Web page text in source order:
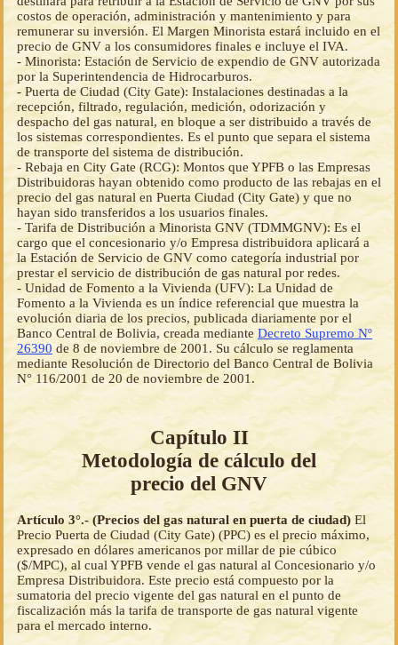
costos de operación, administración y mantenimiento y para
remunerar su inversión. El Margen Minorista estará incluido en el
precio de GNV a los consumidores finales e incluye el IVA.
- Minorista: Estación de Servicio de expendio de GNV autorizada
por la Superintendencia de Hidrocarburos.
- Puerta de Ciudad (City Gate): Instalaciones destinadas a la
recepción, filtrado, regulación, medición, odorización y
despacho del gas natural, en bloque a ser distribuido a través de
los sistemas correspondientes. Es el punto que separa el sistema
de transporte del sistema de distribución.
- Rebaja en City Gate (RCG): Montos que YPFB o las Empresas
Distribuidoras hayan obtenido como producto de las rebajas en el
precio del gas natural en Puerta Ciudad (City Gate) y que no
hayan sido transferidos a los usuarios finales.
- Tarifa de Distribución a Minorista GNV (TDMMGNV): Es el
cargo que el concesionario y/o Empresa distribuidora aplicará a
la Estación de Servicio de GNV como categoría industrial por
prestar el servicio de distribución de gas natural por redes.
- Unidad de Fomento a la Vivienda (UFV): La Unidad de
Fomento a la Vivienda es un índice referencial que muestra la
evolución diaria de los precios, publicada diariamente por el
Banco Central de Bolivia, creada mediante Decreto Supremo Nº
26390 de 8 de noviembre de 2001. Su cálculo se reglamenta
mediante Resolución de Directorio del Banco Central de Bolivia
N° 116/2001 de 20 de noviembre de 2001.
Capítulo II
Metodología de cálculo del
precio del GNV
Artículo 3°.- (Precios del gas natural en puerta de ciudad) El
Precio Puerta de Ciudad (City Gate) (PPC) es el precio máximo,
expresado en dólares americanos por millar de pie cúbico
($/MPC), al cual YPFB vende el gas natural al Concesionario y/o
Empresa Distribuidora. Este precio está compuesto por la
sumatoria del precio vigente del gas natural en el punto de
fiscalización más la tarifa de transporte de gas natural vigente
para el mercado interno.